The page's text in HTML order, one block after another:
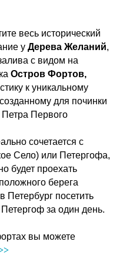
весь исторический
у Дерева Желаний,
с видом на
Остров Фортов,
к уникальному
для починки
Петра Первого
сочетается с
Село) или Петергофа,
будет проехать
берега
Петербург посетить
за один день.
вы можете